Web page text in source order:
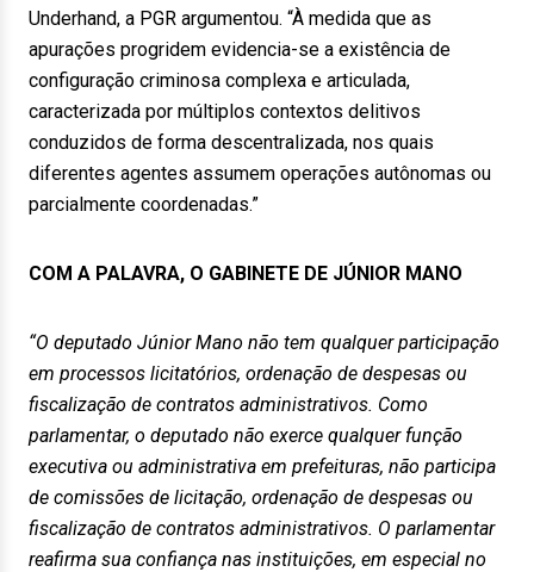
Underhand, a PGR argumentou. “À medida que as
apurações progridem evidencia-se a existência de
configuração criminosa complexa e articulada,
caracterizada por múltiplos contextos delitivos
conduzidos de forma descentralizada, nos quais
diferentes agentes assumem operações autônomas ou
parcialmente coordenadas.”
COM A PALAVRA, O GABINETE DE JÚNIOR MANO
“O deputado Júnior Mano não tem qualquer participação
em processos licitatórios, ordenação de despesas ou
fiscalização de contratos administrativos. Como
parlamentar, o deputado não exerce qualquer função
executiva ou administrativa em prefeituras, não participa
de comissões de licitação, ordenação de despesas ou
fiscalização de contratos administrativos. O parlamentar
reafirma sua confiança nas instituições, em especial no